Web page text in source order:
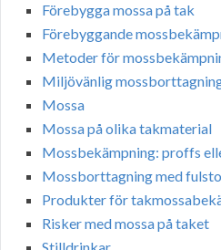
Förebygga mossa på tak
Förebyggande
Metoder för
Miljövänlig
Mossa
Mossa på olika takmaterial
Mossbekämpning: proffs
Mossborttagning med
Produkter för
Risker med mossa på taket